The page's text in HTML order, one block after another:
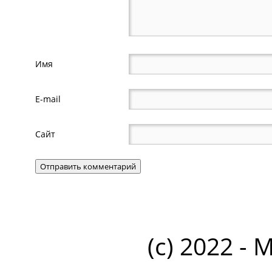
Имя
E-mail
Сайт
(c) 2022 -